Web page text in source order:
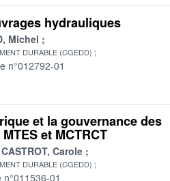
hydrauliques
Michel
DURABLE (CGEDD)
n°012792-01
et la gouvernance des
et MCTRCT
CASTROT, Carole
DURABLE (CGEDD)
n°011536-01